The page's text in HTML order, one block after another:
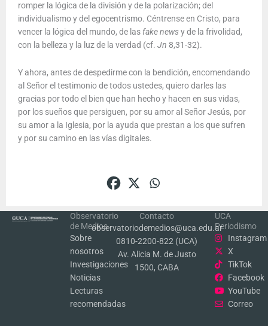
romper la lógica de la división y de la polarización; del
individualismo y del egocentrismo. Céntrense en Cristo, para
vencer la lógica del mundo, de las fake newsy de la frivolidad,
con la belleza y la luz de la verdad (cf. Jn 8,31-32).
Y ahora, antes de despedirme con la bendición, encomendando
al Señor el testimonio de todos ustedes, quiero darles las
gracias por todo el bien que han hecho y hacen en sus vidas,
por los sueños que persiguen, por su amor al Señor Jesús, por
su amor a la Iglesia, por la ayuda que prestan a los que sufren
y por su camino en las vías digitales.
Observatorio
de Medios
Sobre
nosotros
Investigaciones
Noticias
Lecturas
recomendadas
Contacto
observatoriodemedios@uca.edu.ar
0810-2200-822 (UCA)
Av. Alicia M. de Justo
1500, CABA
UCA
Periodismo
Instagram
X
TikTok
Facebook
YouTube
Correo